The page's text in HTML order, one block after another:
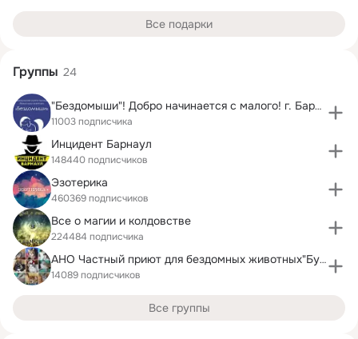
Все подарки
Группы 24
"Бездомыши"! Добро начинается с малого! г. Барнаул
11003 подписчика
Инцидент Барнаул
148440 подписчиков
Эзотерика
460369 подписчиков
Все о магии и колдовстве
224484 подписчика
АНО Частный приют для бездомных животных"Бусинка"
14089 подписчиков
Все группы